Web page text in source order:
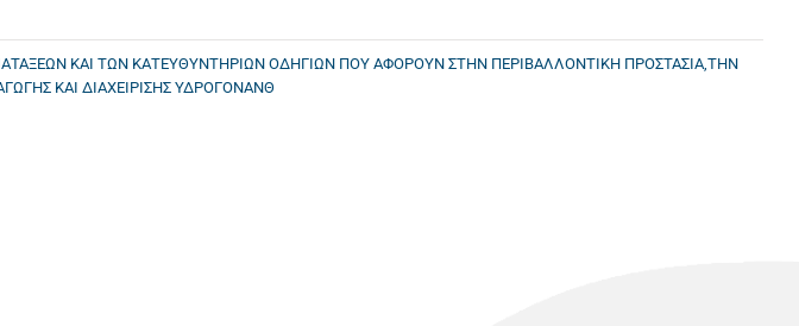
ΚΑΙ ΤΩΝ ΚΑΤΕΥΘΥΝΤΗΡΙΩΝ ΟΔΗΓΙΩΝ ΠΟΥ ΑΦΟΡΟΥΝ ΣΤΗΝ ΠΕΡΙΒΑΛΛΟΝΤΙΚΗ ΠΡΟΣΤΑΣΙΑ,ΤΗΝ
ΚΑΙ ΔΙΑΧΕΙΡΙΣΗΣ ΥΔΡΟΓΟΝΑΝΘ